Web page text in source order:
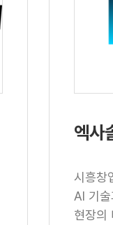
엑사
시흥창
AI 기
현장의